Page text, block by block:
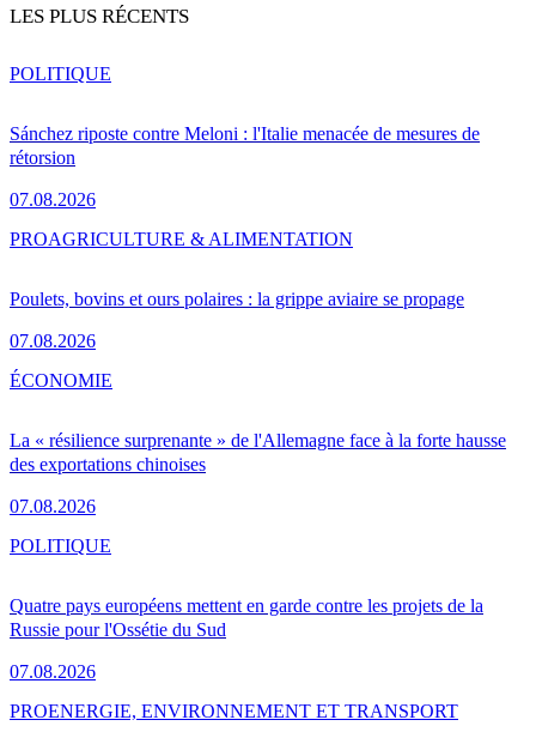
LES PLUS RÉCENTS
Sánchez riposte contre Meloni : l'Italie menacée de mesures de
rétorsion
07.08.2026
POLITIQUE
Poulets, bovins et ours polaires : la grippe aviaire se propage
07.08.2026
PROAGRICULTURE & ALIMENTATION
La « résilience surprenante » de l'Allemagne face à la forte hausse
des exportations chinoises
07.08.2026
ÉCONOMIE
Quatre pays européens mettent en garde contre les projets de la
Russie pour l'Ossétie du Sud
07.08.2026
POLITIQUE
PROENERGIE, ENVIRONNEMENT ET TRANSPORT